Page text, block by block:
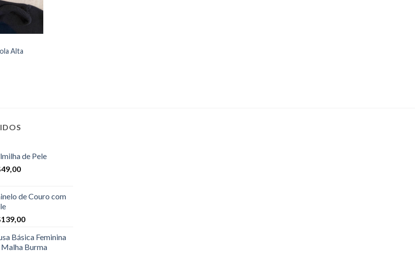
Alta
de Pele
49,00
de Couro com
139,00
Básica Feminina
Malha Burma